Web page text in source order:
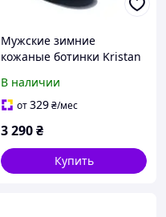
Мужские зимние
кожаные ботинки Kristan
натуральным мехом
В наличии
от329₴/мес
3 290₴
Купить